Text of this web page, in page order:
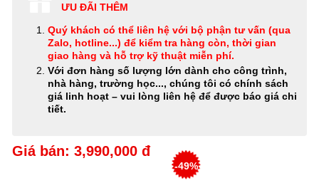
ƯU ĐÃI THÊM
Quý khách có thể liên hệ với bộ phận tư vấn (qua
Zalo, hotline...) để kiểm tra hàng còn, thời gian
giao hàng và hỗ trợ kỹ thuật miễn phí.
Với đơn hàng số lượng lớn dành cho công trình,
nhà hàng, trường học..., chúng tôi có chính sách
giá linh hoạt – vui lòng liên hệ để được báo giá chi
tiết.
Giá bán: 3,990,000 đ
-49%